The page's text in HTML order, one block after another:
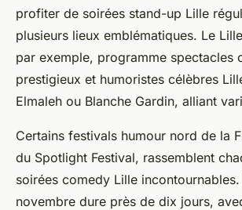
profiter de soirées stand-up Lille
plusieurs lieux emblématiques. Le
par exemple, programme spectacles
prestigieux et humoristes célèbres
Elmaleh ou Blanche Gardin, alliant
Certains festivals humour nord de la
du Spotlight Festival, rassemblent
soirées comedy Lille incontournables.
novembre dure près de dix jours,